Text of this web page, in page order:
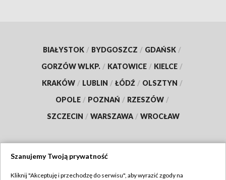
BIAŁYSTOK / BYDGOSZCZ / GDAŃSK /
GORZÓW WLKP. / KATOWICE / KIELCE /
KRAKÓW / LUBLIN / ŁÓDŹ / OLSZTYN /
OPOLE / POZNAŃ / RZESZÓW /
SZCZECIN / WARSZAWA / WROCŁAW
Szanujemy Twoją prywatność
Kliknij "Akceptuję i przechodzę do serwisu", aby wyrazić zgody na